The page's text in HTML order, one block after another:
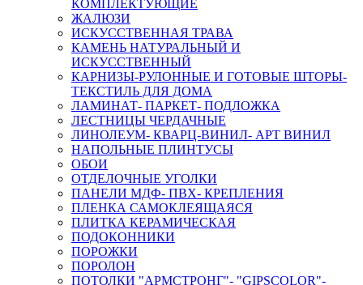
КОМПЛЕКТУЮЩИЕ
ЖАЛЮЗИ
ИСКУССТВЕННАЯ ТРАВА
КАМЕНЬ НАТУРАЛЬНЫЙ И
ИСКУССТВЕННЫЙ
КАРНИЗЫ-РУЛОННЫЕ И ГОТОВЫЕ ШТОРЫ-
ТЕКСТИЛЬ ДЛЯ ДОМА
ЛАМИНАТ- ПАРКЕТ- ПОДЛОЖКА
ЛЕСТНИЦЫ ЧЕРДАЧНЫЕ
ЛИНОЛЕУМ- КВАРЦ-ВИНИЛ- АРТ ВИНИЛ
НАПОЛЬНЫЕ ПЛИНТУСЫ
ОБОИ
ОТДЕЛОЧНЫЕ УГОЛКИ
ПАНЕЛИ МДФ- ПВХ- КРЕПЛЕНИЯ
ПЛЕНКА САМОКЛЕЯЩАЯСЯ
ПЛИТКА КЕРАМИЧЕСКАЯ
ПОДОКОННИКИ
ПОРОЖКИ
ПОРОЛОН
ПОТОЛКИ "АРМСТРОНГ"- "GIPSCOLOR"-